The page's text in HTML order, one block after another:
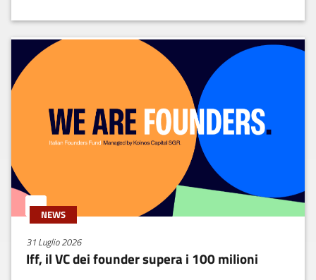
NEWS
31 Luglio 2026
Iff, il VC dei founder supera i 100 milioni